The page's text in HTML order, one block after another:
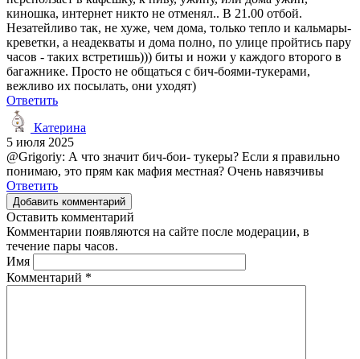
киношка, интернет никто не отменял.. В 21.00 отбой.
Незатейливо так, не хуже, чем дома, только тепло и кальмары-
креветки, а неадекваты и дома полно, по улице пройтись пару
часов - таких встретишь))) биты и ножи у каждого второго в
багажнике. Просто не общаться с бич-боями-тукерами,
вежливо их посылать, они уходят)
Ответить
Катерина
5 июля 2025
@Grigoriy: А что значит бич-бои- тукеры? Если я правильно
понимаю, это прям как мафия местная? Очень навязчивы
Ответить
Добавить комментарий
Оставить комментарий
Комментарии появляются на сайте после модерации, в
течение пары часов.
Имя
Комментарий *